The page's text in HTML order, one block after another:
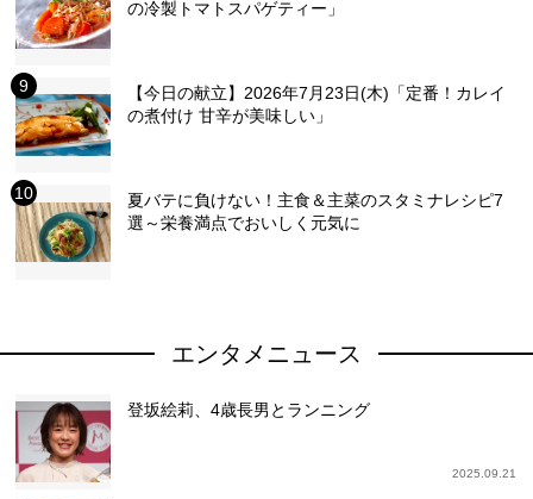
の冷製トマトスパゲティー」
【今日の献立】2026年7月23日(木)「定番！カレイ
の煮付け 甘辛が美味しい」
夏バテに負けない！主食＆主菜のスタミナレシピ7
選～栄養満点でおいしく元気に
エンタメニュース
登坂絵莉、4歳長男とランニング
2025.09.21